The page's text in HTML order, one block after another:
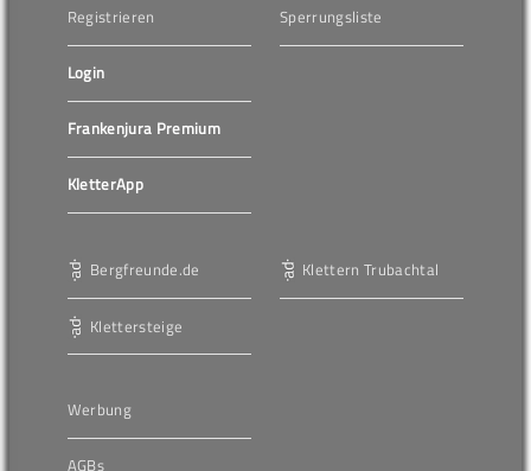
Registrieren
Login
Frankenjura Premium
KletterApp
Sperrungsliste
Bergfreunde.de
Klettersteige
Klettern Trubachtal
Werbung
AGBs